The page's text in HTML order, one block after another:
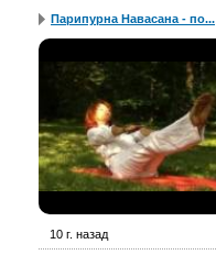
Парипурна Навасана - по...
10 г. назад